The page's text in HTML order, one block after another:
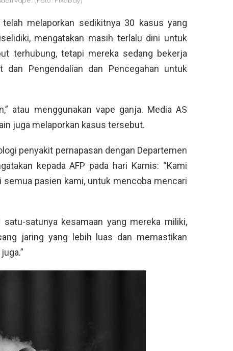
telah melaporkan sedikitnya 30 kasus yang
mengatakan masih terlalu dini untuk
terhubung, tetapi mereka sedang bekerja
Pengendalian dan Pencegahan untuk
atau menggunakan vape ganja. Media AS
juga melaporkan kasus tersebut.
penyakit pernapasan dengan Departemen
kepada AFP pada hari Kamis: “Kami
pasien kami, untuk mencoba mencari
satunya kesamaan yang mereka miliki,
jaring yang lebih luas dan memastikan